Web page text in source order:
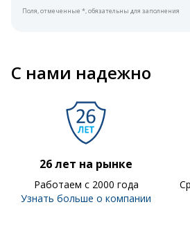
Поля, отмеченные *, обязательны для заполнения
С нами надежно
26 лет на рынке
Работаем с 2000 года
Узнать больше о компании